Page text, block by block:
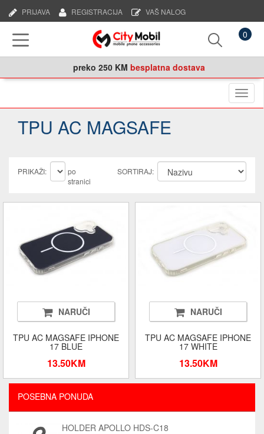
VAŠ NALOG
REGISTRACIJA
PRIJAVA
0
preko 250 KM besplatna dostava
TPU AC MAGSAFE
PRIKAŽI:
po
stranici
SORTIRAJ:
NARUČI
TPU AC MAGSAFE IPHONE
17 BLUE
13.50KM
NARUČI
TPU AC MAGSAFE IPHONE
17 WHITE
13.50KM
POSEBNA PONUDA
HOLDER APOLLO HDS-C18